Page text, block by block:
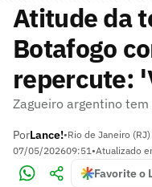
Atitude da
Botafogo
repercute:
Zagueiro argentino
PorLance!•Rio de Janeiro (RJ)
07/05/202609:51•Atualizado
Favorite o